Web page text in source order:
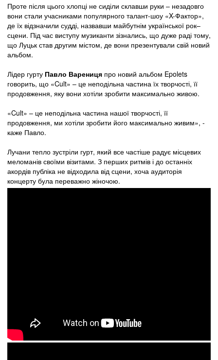
Проте після цього хлопці не сиділи склавши руки – незадовго
вони стали учасниками популярного талант-шоу «X-Фактор»,
де їх відзначили судді, назвавши майбутнім української рок–
сцени. Під час виступу музиканти зізнались, що дуже раді тому,
що Луцьк став другим містом, де вони презентували свій новий
альбом.
Лідер гурту Павло Варениця про новий альбом Epolets
говорить, що «Cult» – це неподільна частина їх творчості, її
продовження, яку вони хотіли зробити максимально живою.
«Cult» – це неподільна частина нашої творчості, її
продовження, ми хотіли зробити його максимально живим», -
каже Павло.
Лучани тепло зустріли гурт, який все частіше радує місцевих
меломанів своїми візитами. З перших ритмів і до останніх
акордів публіка не відходила від сцени, хоча аудиторія
концерту була переважно жіночою.